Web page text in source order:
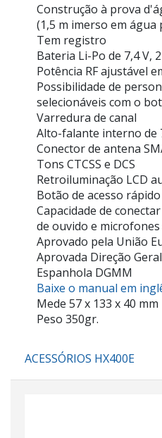
Construção à prova
(1,5 m imerso em água
Tem registro
Bateria Li-Po de 7,4 V,
Potência RF ajustável
Possibilidade de
selecionáveis com o
Varredura de canal
Alto-falante interno de
Conector de antena
Tons CTCSS e DCS
Retroiluminação LCD
Botão de acesso
Capacidade de
de ouvido e
Aprovado pela União
Aprovada Direção
Espanhola DGMM
Baixe o manual em
Mede 57 x 133 x 40 mm
Peso 350gr.
ACESSÓRIOS HX400E